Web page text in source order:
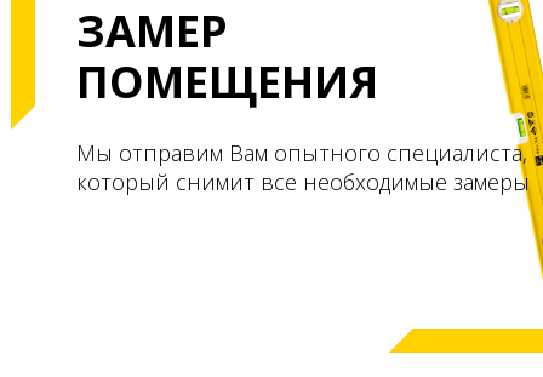
Мы отправим Вам опытного специалиста,
который снимит все необходимые замеры
ЗАМЕР
ПОМЕЩЕНИЯ